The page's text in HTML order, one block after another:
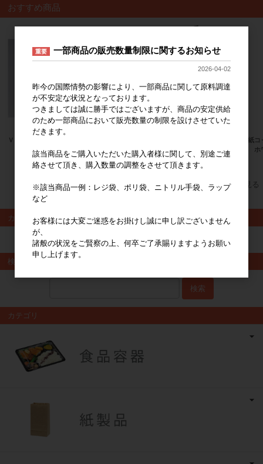
おすすめ商品
ＶＫ－６１１ キャメル
商品単価
42円
二重紙
４０ ホ
すべてのおすすめ商品を見る
カート
カートは空です
検索
検索
カテゴリ
重要 一部商品の販売数量制限に関するお知らせ
2026-04-02
昨今の国際情勢の影響により、一部商品に関して原料調達
が不安定な状況となっております。
つきましては誠に勝手ではございますが、商品の安定供給
のため一部商品において販売数量の制限を設けさせていた
だきます。
該当商品をご購入いただいた購入者様に関して、別途ご連
絡させて頂き、購入数量の調整をさせて頂きます。
※該当商品一例：レジ袋、ポリ袋、ニトリル手袋、ラップ
など
お客様には大変ご迷惑をお掛けし誠に申し訳ございません
が、
諸般の状況をご賢察の上、何卒ご了承賜りますようお願い
申し上げます。